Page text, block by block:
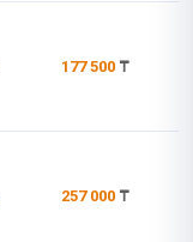
177 500 ₸
257 000 ₸